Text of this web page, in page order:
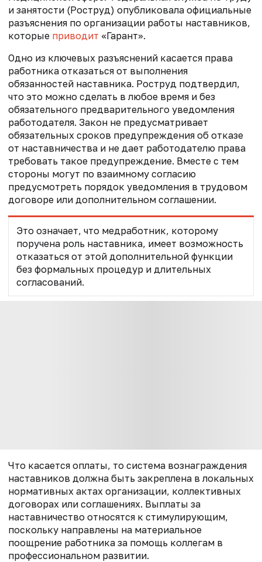
и занятости (Роструд) опубликовала официальные
разъяснения по организации работы наставников,
которые приводит «Гарант».
Одно из ключевых разъяснений касается права
работника отказаться от выполнения
обязанностей наставника. Роструд подтвердил,
что это можно сделать в любое время и без
обязательного предварительного уведомления
работодателя. Закон не предусматривает
обязательных сроков предупреждения об отказе
от наставничества и не дает работодателю права
требовать такое предупреждение. Вместе с тем
стороны могут по взаимному согласию
предусмотреть порядок уведомления в трудовом
договоре или дополнительном соглашении.
Это означает, что медработник, которому
поручена роль наставника, имеет возможность
отказаться от этой дополнительной функции
без формальных процедур и длительных
согласований.
Что касается оплаты, то система вознаграждения
наставников должна быть закреплена в локальных
нормативных актах организации, коллективных
договорах или соглашениях. Выплаты за
наставничество относятся к стимулирующим,
поскольку направлены на материальное
поощрение работника за помощь коллегам в
профессиональном развитии.